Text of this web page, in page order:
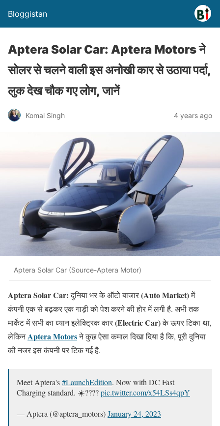
Bloggistan
Aptera Solar Car: Aptera Motors ने
सोलर से चलने वाली इस अनोखी कार से उठाया पर्दा,
लुक देख चौक गए लोग, जानें
Komal Singh 4 years ago
Aptera Solar Car (Source-Aptera Motor)
Aptera Solar Car:दुनिया भर के ऑटो बाजार(Auto Market)में
कंपनी एक से बढ़कर एक गाड़ी को पेश करने की होर में लगी है. अभी तक
मार्केट में सभी का ध्यान इलेक्ट्रिक कार(Electric Car)के ऊपर टिका था,
लेकिनAptera Motorsने कुछ ऐसा कमाल दिखा दिया है कि, पूरी दुनिया
की नजर इस कंपनी पर टिक गई है.
Meet Aptera's#LaunchEdition. Now with DC Fast
Charging standard. ☀️????pic.twitter.com/x54LSs4qpY
— Aptera (@aptera_motors)January 24, 2023